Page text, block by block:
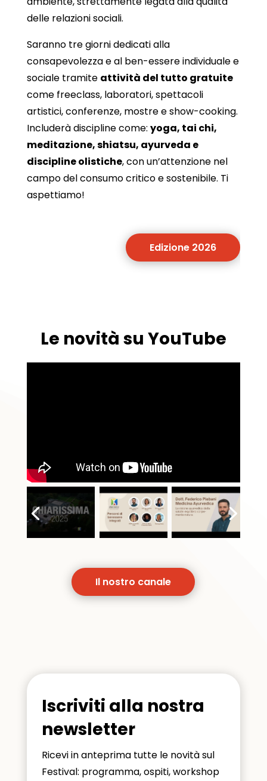
delle relazioni sociali.
Saranno tre giorni dedicati alla
consapevolezza e al ben-essere individuale e
sociale tramite attività del tutto gratuite
come freeclass, laboratori, spettacoli
artistici, conferenze, mostre e show-cooking.
Includerà discipline come: yoga, tai chi,
meditazione, shiatsu, ayurveda e
discipline olistiche, con un’attenzione nel
campo del consumo critico e sostenibile. Ti
aspettiamo!
Edizione 2026
Le novità su YouTube
Il nostro canale
Iscriviti alla nostra
newsletter
Ricevi in anteprima tutte le novità sul
Festival: programma, ospiti, workshop